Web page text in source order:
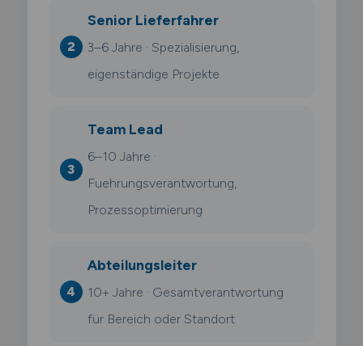
Senior Lieferfahrer
3–6 Jahre · Spezialisierung,
eigenständige Projekte
Team Lead
6–10 Jahre ·
Fuehrungsverantwortung,
Prozessoptimierung
Abteilungsleiter
10+ Jahre · Gesamtverantwortung
für Bereich oder Standort